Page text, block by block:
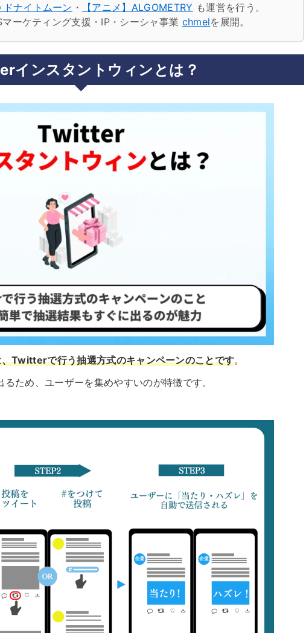
ドナイトムーン ・ 【アニメ】ALGOMETRY も運営を行う。
ーケティング支援・IP・シーシャ事業 chmelを展開。
インスタントウィンとは？
Twitterで行う抽選方式のキャンペーンのことです。
ため、ユーザーを集めやすいのが特徴です。